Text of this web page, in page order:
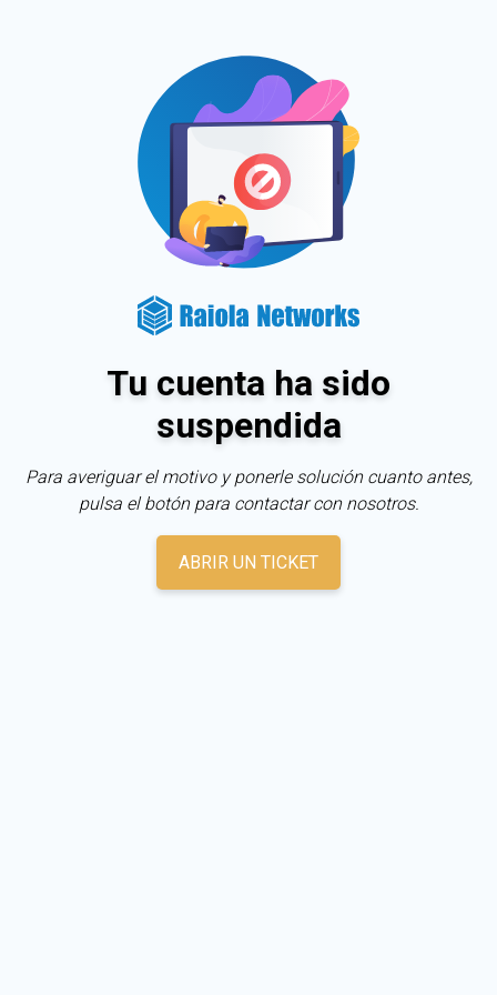
Tu cuenta ha sido
suspendida
Para averiguar el motivo y ponerle solución cuanto antes,
pulsa el botón para contactar con nosotros.
ABRIR UN TICKET